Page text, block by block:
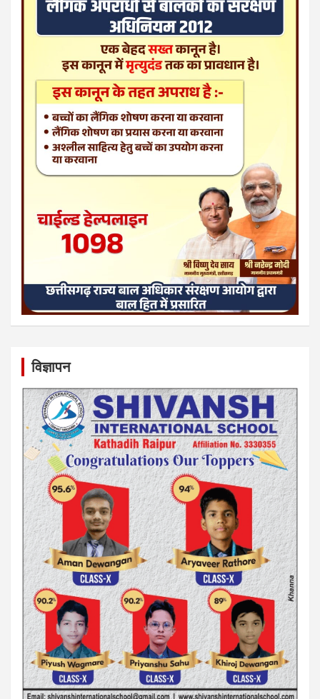
विज्ञापन